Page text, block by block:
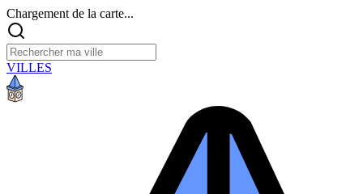
Chargement de la carte...
VILLES